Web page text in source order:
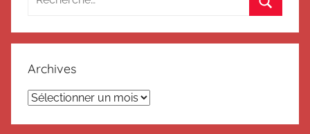
:
Archives
Archives